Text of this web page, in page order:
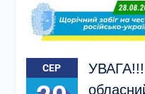
СЕР